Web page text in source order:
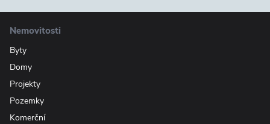
Nemovitosti
Byty
Domy
Projekty
Pozemky
Komerční